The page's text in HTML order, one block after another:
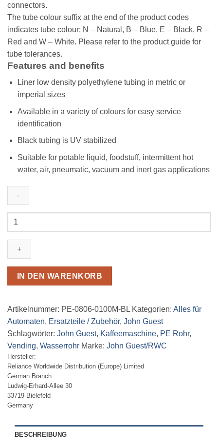
connectors.
The tube colour suffix at the end of the product codes
indicates tube colour: N – Natural, B – Blue, E – Black, R –
Red and W – White. Please refer to the product guide for
tube tolerances.
Features and benefits
Liner low density polyethylene tubing in metric or
imperial sizes
Available in a variety of colours for easy service
identification
Black tubing is UV stabilized
Suitable for potable liquid, foodstuff, intermittent hot
water, air, pneumatic, vacuum and inert gas applications
RWC
Rohr
8mm
MengeIN DEN WARENKORB
Artikelnummer: PE-0806-0100M-BL Kategorien: Alles für
Automaten, Ersatzteile / Zubehör, John Guest
Schlagwörter: John Guest, Kaffeemaschine, PE Rohr,
Vending, Wasserrohr Marke: John Guest/RWC
Hersteller:
Reliance Worldwide Distribution (Europe) Limited
German Branch
Ludwig-Erhard-Allee 30
33719 Bielefeld
Germany
BESCHREIBUNG